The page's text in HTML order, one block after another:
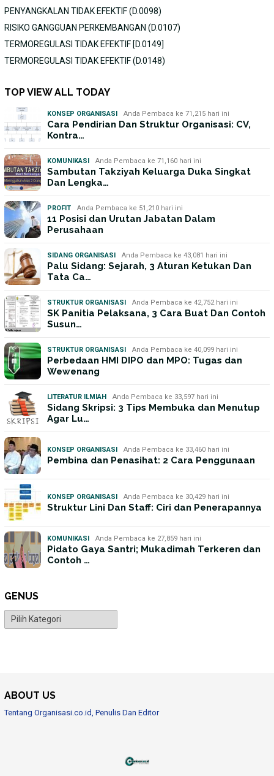
PENYANGKALAN TIDAK EFEKTIF (D.0098)
RISIKO GANGGUAN PERKEMBANGAN (D.0107)
TERMOREGULASI TIDAK EFEKTIF [D.0149]
TERMOREGULASI TIDAK EFEKTIF (D.0148)
TOP VIEW ALL TODAY
KONSEP ORGANISASI Anda Pembaca ke 71,215 hari ini
Cara Pendirian Dan Struktur Organisasi: CV,
Kontra…
KOMUNIKASI Anda Pembaca ke 71,160 hari ini
Sambutan Takziyah Keluarga Duka Singkat
Dan Lengka…
PROFIT Anda Pembaca ke 51,210 hari ini
11 Posisi dan Urutan Jabatan Dalam
Perusahaan
SIDANG ORGANISASI Anda Pembaca ke 43,081 hari ini
Palu Sidang: Sejarah, 3 Aturan Ketukan Dan
Tata Ca…
STRUKTUR ORGANISASI Anda Pembaca ke 42,752 hari ini
SK Panitia Pelaksana, 3 Cara Buat Dan Contoh
Susun…
STRUKTUR ORGANISASI Anda Pembaca ke 40,099 hari ini
Perbedaan HMI DIPO dan MPO: Tugas dan
Wewenang
LITERATUR ILMIAH Anda Pembaca ke 33,597 hari ini
Sidang Skripsi: 3 Tips Membuka dan Menutup
Agar Lu…
KONSEP ORGANISASI Anda Pembaca ke 33,460 hari ini
Pembina dan Penasihat: 2 Cara Penggunaan
KONSEP ORGANISASI Anda Pembaca ke 30,429 hari ini
Struktur Lini Dan Staff: Ciri dan Penerapannya
KOMUNIKASI Anda Pembaca ke 27,859 hari ini
Pidato Gaya Santri; Mukadimah Terkeren dan
Contoh …
GENUS
Genus
ABOUT US
Tentang Organisasi.co.id, Penulis Dan Editor